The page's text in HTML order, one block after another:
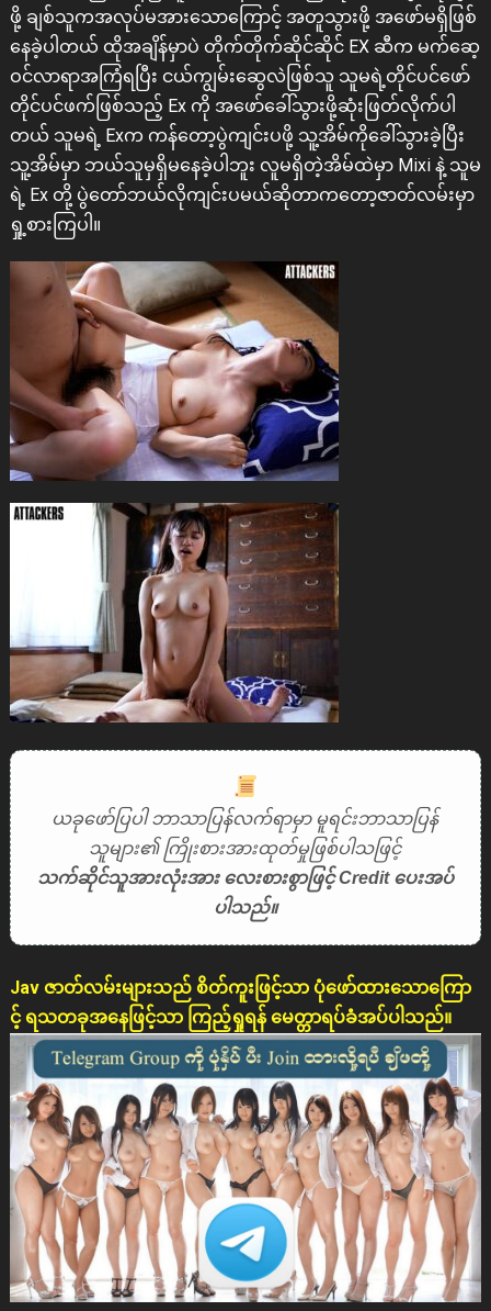
ဖို့ ချစ်သူကအလုပ်မအားသောကြောင့် အတူသွားဖို့ အဖော်မရှိဖြစ်
နေခဲ့ပါတယ် ထိုအချိန်မှာပဲ တိုက်တိုက်ဆိုင်ဆိုင် EX ဆီက မက်ဆေ့
ဝင်လာရာအကြံရပြီး ငယ်ကျွမ်းဆွေလဲဖြစ်သူ သူမရဲ့တိုင်ပင်ဖော်
တိုင်ပင်ဖက်ဖြစ်သည့် Ex ကို အဖော်ခေါ်သွားဖို့ဆုံးဖြတ်လိုက်ပါ
တယ် သူမရဲ့ Exက ကန်တော့ပွဲကျင်းပဖို့ သူ့အိမ်ကိုခေါ်သွားခဲ့ပြီး
သူ့အိမ်မှာ ဘယ်သူမှရှိမနေခဲ့ပါဘူး လူမရှိတဲ့အိမ်ထဲမှာ Mixi နဲ့ သူမ
ရဲ့ Ex တို့ ပွဲတော်ဘယ်လိုကျင်းပမယ်ဆိုတာကတော့ဇာတ်လမ်းမှာ
ရှု့စားကြပါ။
ယခုဖော်ပြပါ ဘာသာပြန်လက်ရာမှာ မူရင်းဘာသာပြန်
သူများ၏ ကြိုးစားအားထုတ်မှုဖြစ်ပါသဖြင့်
သက်ဆိုင်သူအားလုံးအား လေးစားစွာဖြင့် Credit ပေးအပ်
ပါသည်။
Jav ဇာတ်လမ်းများသည် စိတ်ကူးဖြင့်သာ ပုံဖော်ထားသောကြော
င့် ရသတခုအနေဖြင့်သာ ကြည့်ရှုရန် မေတ္တာရပ်ခံအပ်ပါသည်။